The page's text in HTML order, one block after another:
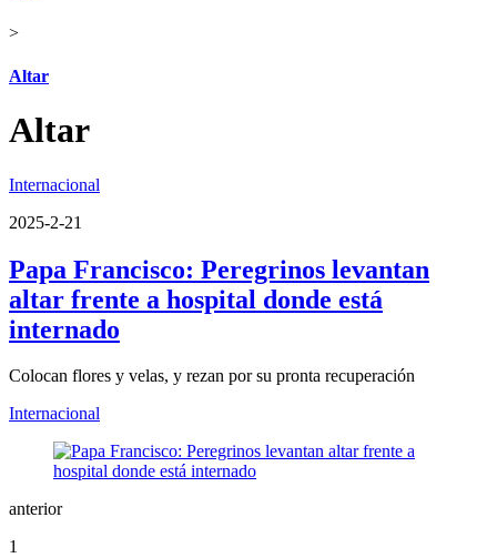
>
Altar
Altar
Internacional
2025-2-21
Papa Francisco: Peregrinos levantan
altar frente a hospital donde está
internado
Colocan flores y velas, y rezan por su pronta recuperación
Internacional
anterior
1